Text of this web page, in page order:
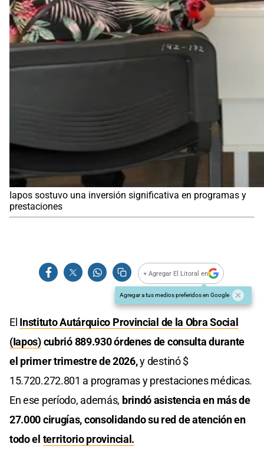
Iapos sostuvo una inversión significativa en programas y
prestaciones
+ Agregar El Litoral en
Agregar a tus medios preferidos en Google
El Instituto Autárquico Provincial de la Obra Social
(Iapos)cubrió 889.930 órdenes de consulta durante
el primer trimestre de 2026,y destinó $
15.720.272.801 a programas y prestaciones médicas.
En ese período, además, brindó asistencia en más de
27.000 cirugías, consolidando su red de atención en
todo el territorio provincial.